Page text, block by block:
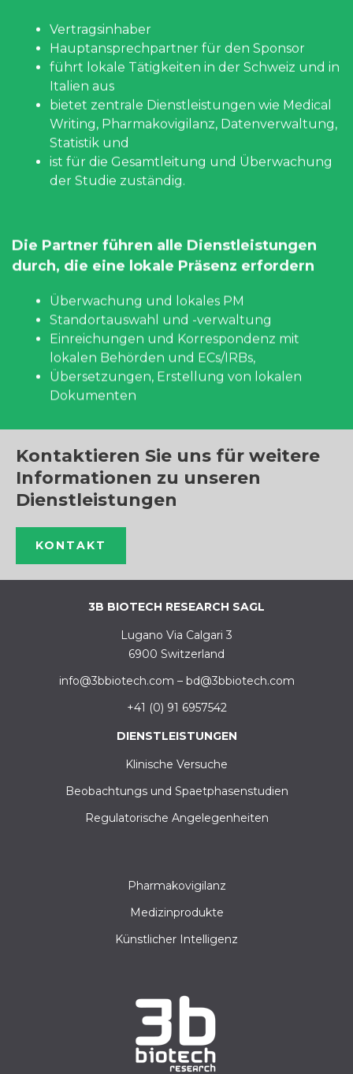
Vertragsinhaber
Hauptansprechpartner für den Sponsor
führt lokale Tätigkeiten in der Schweiz und in
Italien aus
bietet zentrale Dienstleistungen wie Medical
Writing, Pharmakovigilanz, Datenverwaltung,
Statistik und
ist für die Gesamtleitung und Überwachung
der Studie zuständig.
Die Partner führen alle Dienstleistungen
durch, die eine lokale Präsenz erfordern
Überwachung und lokales PM
Standortauswahl und -verwaltung
Einreichungen und Korrespondenz mit
lokalen Behörden und ECs/IRBs,
Übersetzungen, Erstellung von lokalen
Dokumenten
Kontaktieren Sie uns für weitere
Informationen zu unseren
Dienstleistungen
KONTAKT
3B BIOTECH RESEARCH SAGL
Lugano Via Calgari 3
6900 Switzerland
info@3bbiotech.com – bd@3bbiotech.com
+41 (0) 91 6957542
DIENSTLEISTUNGEN
Klinische Versuche
Beobachtungs und Spaetphasenstudien
Regulatorische Angelegenheiten
Pharmakovigilanz
Medizinprodukte
Künstlicher Intelligenz